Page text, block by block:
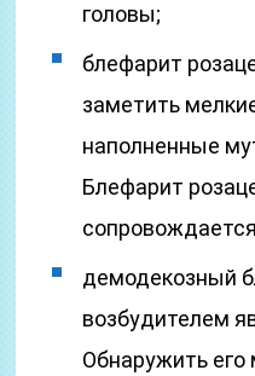
головы;
блефарит
заметить
наполненные
Блефарит
демодекозный
возбудителем
Обнаружить его